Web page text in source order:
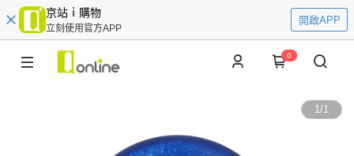
京站ｉ購物
立刻使用官方APP
開啟APP
0
1/1